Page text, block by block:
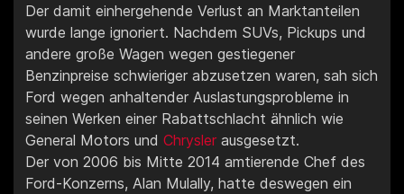
Der damit einhergehende Verlust an Marktanteilen
wurde lange ignoriert. Nachdem SUVs, Pickups und
andere große Wagen wegen gestiegener
Benzinpreise schwieriger abzusetzen waren, sah sich
Ford wegen anhaltender Auslastungsprobleme in
seinen Werken einer Rabattschlacht ähnlich wie
General Motors und Chrysler ausgesetzt.
Der von 2006 bis Mitte 2014 amtierende Chef des
Ford-Konzerns, Alan Mulally, hatte deswegen ein